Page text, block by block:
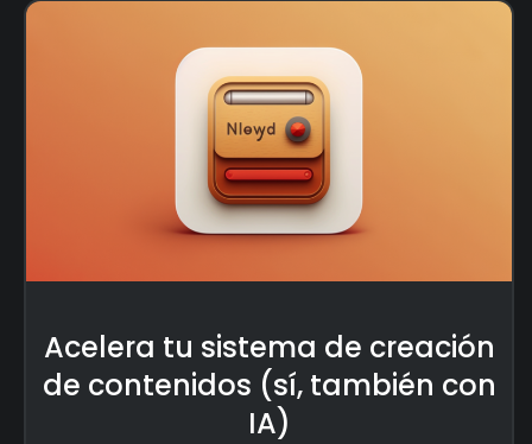
Acelera tu sistema de creación
de contenidos (sí, también con
IA)